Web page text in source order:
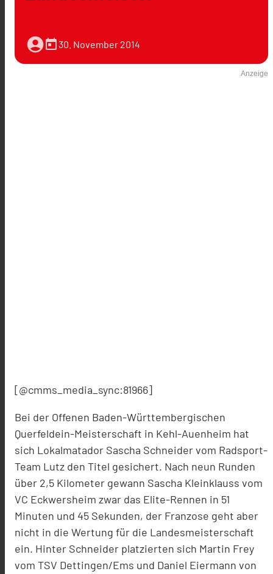
account_circle today 30. November 2014
Anzeige
[@cmms_media_sync:81966]
Bei der Offenen Baden-Württembergischen
Querfeldein-Meisterschaft in Kehl-Auenheim hat
sich Lokalmatador Sascha Schneider vom Radsport-
Team Lutz den Titel gesichert. Nach neun Runden
über 2,5 Kilometer gewann Sascha Kleinklauss vom
VC Eckwersheim zwar das Elite-Rennen in 51
Minuten und 45 Sekunden, der Franzose geht aber
nicht in die Wertung für die Landesmeisterschaft
ein. Hinter Schneider platzierten sich Martin Frey
vom TSV Dettingen/Ems und Daniel Eiermann von